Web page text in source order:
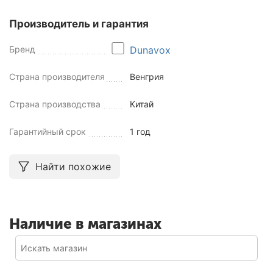
Производитель и гарантия
Бренд Dunavox
Страна производителя Венгрия
Страна производства Китай
Гарантийный срок 1 год
Найти похожие
Наличие в магазинах